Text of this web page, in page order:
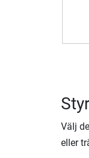
Välj
eller